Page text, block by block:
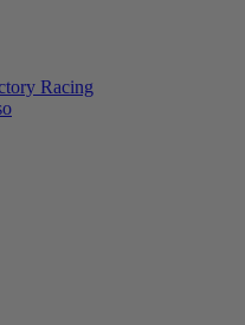
Racing